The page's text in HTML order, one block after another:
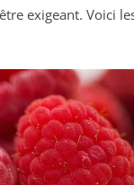
exigeant. Voici